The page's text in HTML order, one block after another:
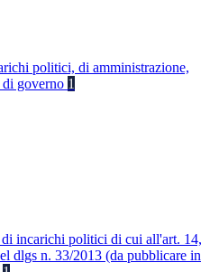
politici, di amministrazione,
governo 1
incarichi politici di cui all'art. 14,
dlgs n. 33/2013 (da pubblicare in